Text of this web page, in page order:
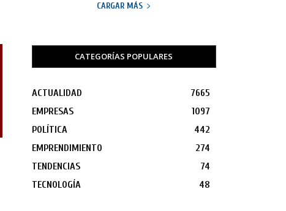
CARGAR MÁS
CATEGORÍAS POPULARES
ACTUALIDAD
7665
EMPRESAS
1097
POLÍTICA
442
EMPRENDIMIENTO
274
TENDENCIAS
74
TECNOLOGÍA
48